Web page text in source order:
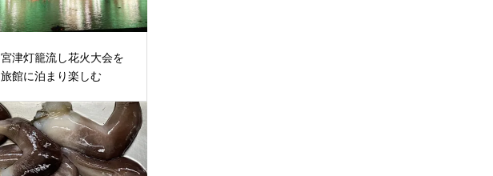
宮津灯籠流し花火大会を
旅館に泊まり楽しむ